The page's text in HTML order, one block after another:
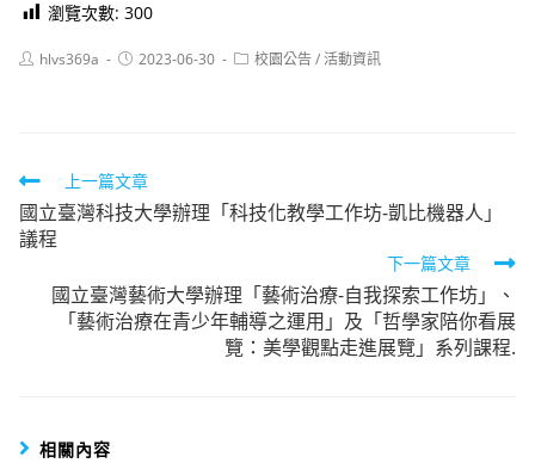
瀏覽次數: 300
Posthlvs369a
Post2023-06-30
Post校園公告/活動資訊
Read
more
articles
上一篇文章
國立臺灣科技大學辦理「科技化教學工作坊-凱比機器人」
議程
下一篇文章
國立臺灣藝術大學辦理「藝術治療-自我探索工作坊」、
「藝術治療在青少年輔導之運用」及「哲學家陪你看展
覽：美學觀點走進展覽」系列課程.
相關內容